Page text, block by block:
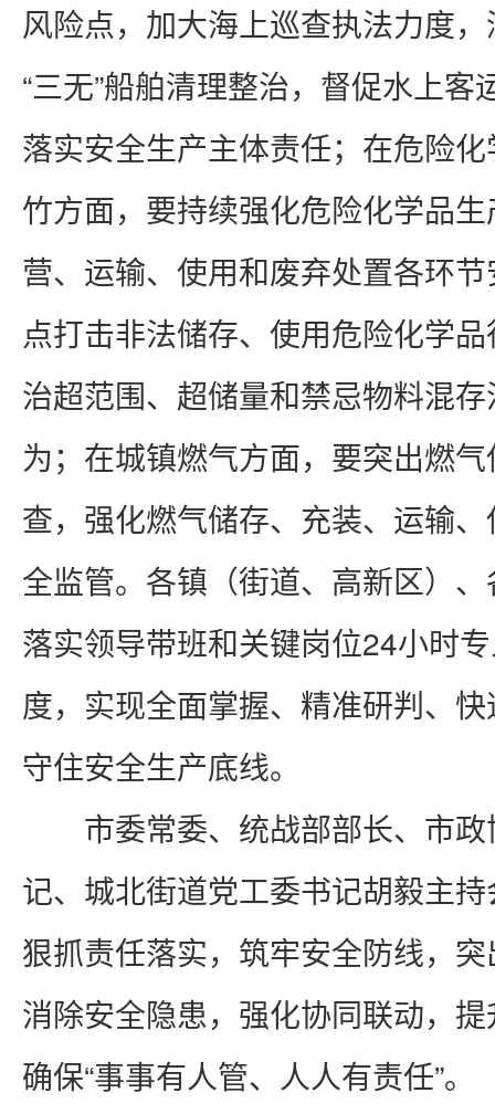
风险点，加大海上巡查执法力度
“三无”船舶清理整治，督促水上客
落实安全生产主体责任；在危险
竹方面，要持续强化危险化学品
营、运输、使用和废弃处置各环
点打击非法储存、使用危险化学
治超范围、超储量和禁忌物料混
为；在城镇燃气方面，要突出燃
查，强化燃气储存、充装、运输
全监管。各镇（街道、高新区）
落实领导带班和关键岗位24小时
度，实现全面掌握、精准研判、
守住安全生产底线。
市委常委、统战部部长、市政
记、城北街道党工委书记胡毅主
狠抓责任落实，筑牢安全防线，
消除安全隐患，强化协同联动，
确保“事事有人管、人人有责任”。